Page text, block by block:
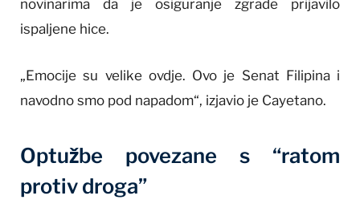
novinarima da je osiguranje zgrade prijavilo
ispaljene hice.
„Emocije su velike ovdje. Ovo je Senat Filipina i
navodno smo pod napadom“, izjavio je Cayetano.
Optužbe povezane s “ratom
protiv droga”